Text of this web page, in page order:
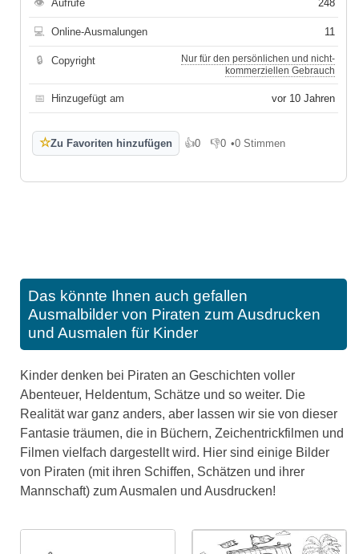
👁 Aufrufe 248
💻 Online-Ausmalungen 11
🔒 Copyright
Nur für den persönlichen und nicht-
kommerziellen Gebrauch
📅 Hinzugefügt am vor 10 Jahren
☆Zu Favoriten hinzufügen 👍0
Gefällt mir
👎0
Gefällt mir nicht
•0 Stimmen
Das könnte Ihnen auch gefallen
Ausmalbilder von Piraten zum Ausdrucken
und Ausmalen für Kinder
Kinder denken bei Piraten an Geschichten voller
Abenteuer, Heldentum, Schätze und so weiter. Die
Realität war ganz anders, aber lassen wir sie von dieser
Fantasie träumen, die in Büchern, Zeichentrickfilmen und
Filmen vielfach dargestellt wird. Hier sind einige Bilder
von Piraten (mit ihren Schiffen, Schätzen und ihrer
Mannschaft) zum Ausmalen und Ausdrucken!